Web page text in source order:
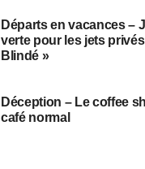
Départs en vacances –
verte pour les jets
Blindé »
Déception – Le coffee
café normal